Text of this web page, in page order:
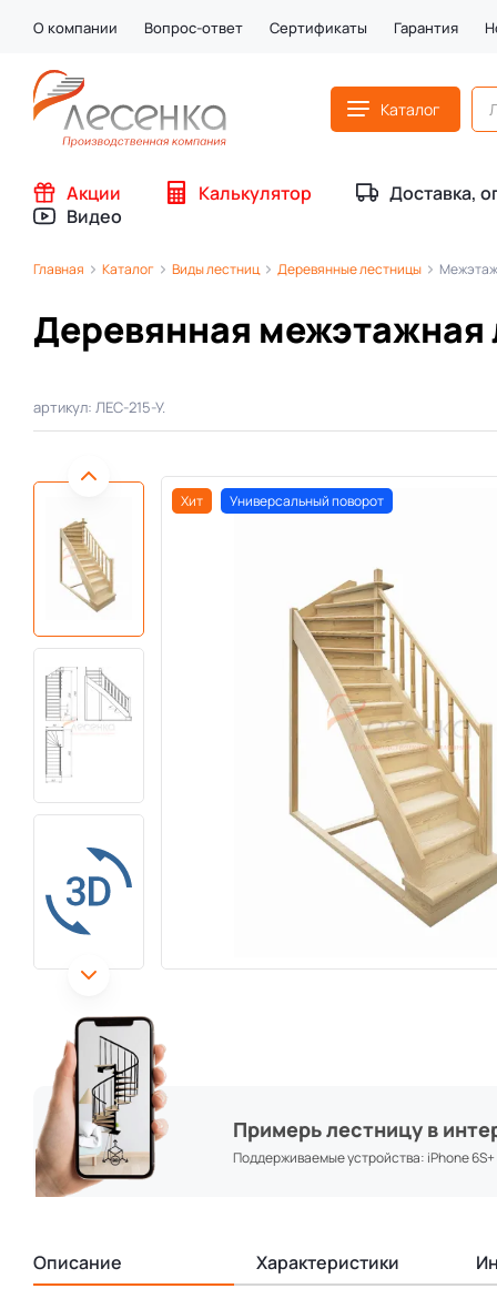
О компании Вопрос-ответ Сертификаты Гарантия
Каталог
Акции Калькулятор Доставка,
Видео
Главная Каталог Виды лестниц Деревянные лестницы
Деревянная межэтажная
артикул: ЛЕС-215-У.
Хит Универсальный поворот
Примерь лестницу в
Поддерживаемые устройства: iPhone 6S+
Описание Характеристики